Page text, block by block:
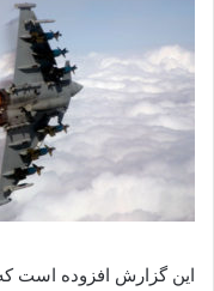
این گزارش افزوده است که